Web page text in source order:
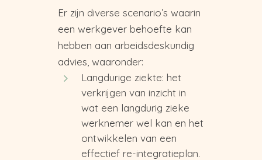
Er zijn diverse scenario’s waarin
een werkgever behoefte kan
hebben aan arbeidsdeskundig
advies, waaronder:
Langdurige ziekte: het
verkrijgen van inzicht in
wat een langdurig zieke
werknemer wel kan en het
ontwikkelen van een
effectief re-integratieplan.